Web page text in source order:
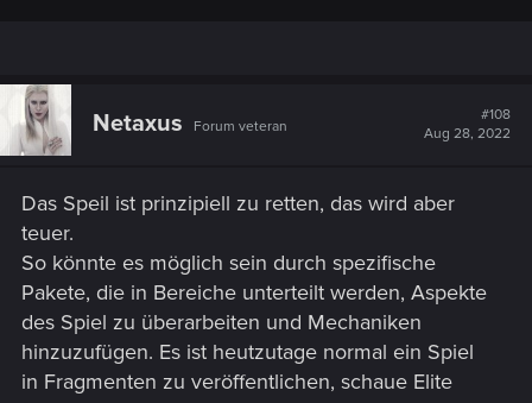
Netaxus Forum veteran
#108
Aug 28, 2022
Das Speil ist prinzipiell zu retten, das wird aber
teuer.
So könnte es möglich sein durch spezifische
Pakete, die in Bereiche unterteilt werden, Aspekte
des Spiel zu überarbeiten und Mechaniken
hinzuzufügen. Es ist heutzutage normal ein Spiel
in Fragmenten zu veröffentlichen, schaue Elite